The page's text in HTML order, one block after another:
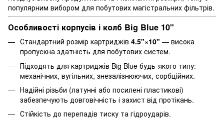
популярним вибором для побутових магістральних фільтрів.
Особливості корпусів і колб Big Blue 10"
Стандартний розмір картриджів 4.5"×10" — висока
пропускна здатність для побутових систем.
Підходять для картриджів Big Blue будь-якого типу:
механічних, вугільних, знезалізнюючих, сорбційних.
Надійні різьби (латунні або посилені пластикові)
забезпечують довговічність і захист від протікань.
Стійкість до перепадів тиску та гідроударів.